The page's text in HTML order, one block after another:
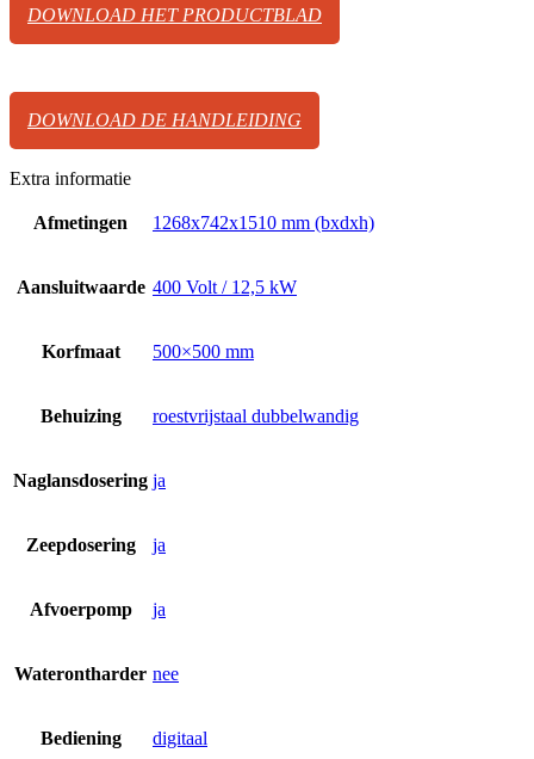
DOWNLOAD HET PRODUCTBLAD
DOWNLOAD DE HANDLEIDING
Extra informatie
Afmetingen 1268x742x1510 mm (bxdxh)
Aansluitwaarde 400 Volt / 12,5 kW
Korfmaat 500×500 mm
Behuizing roestvrijstaal dubbelwandig
Naglansdosering ja
Zeepdosering ja
Afvoerpomp ja
Waterontharder nee
Bediening digitaal